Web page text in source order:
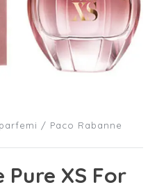
/ Paco Rabanne
Pure XS For